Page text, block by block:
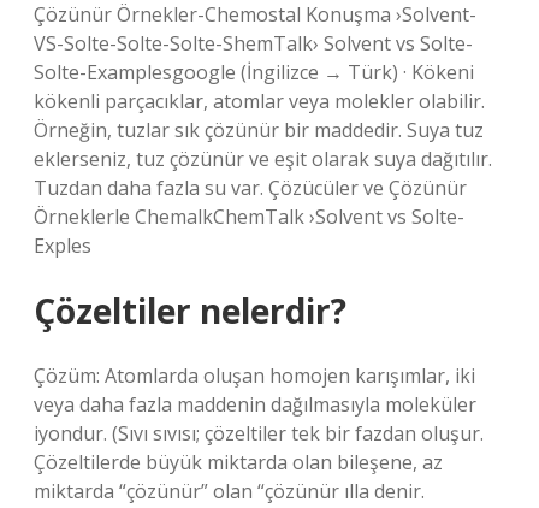
Çözünür Örnekler-Chemostal Konuşma ›Solvent-
VS-Solte-Solte-Solte-ShemTalk› Solvent vs Solte-
Solte-Examplesgoogle (İngilizce → Türk) · Kökeni
kökenli parçacıklar, atomlar veya molekler olabilir.
Örneğin, tuzlar sık ​​çözünür bir maddedir. Suya tuz
eklerseniz, tuz çözünür ve eşit olarak suya dağıtılır.
Tuzdan daha fazla su var. Çözücüler ve Çözünür
Örneklerle ChemalkChemTalk ›Solvent vs Solte-
Exples
Çözeltiler nelerdir?
Çözüm: Atomlarda oluşan homojen karışımlar, iki
veya daha fazla maddenin dağılmasıyla moleküler
iyondur. (Sıvı sıvısı; çözeltiler tek bir fazdan oluşur.
Çözeltilerde büyük miktarda olan bileşene, az
miktarda “çözünür” olan “çözünür ılla denir.